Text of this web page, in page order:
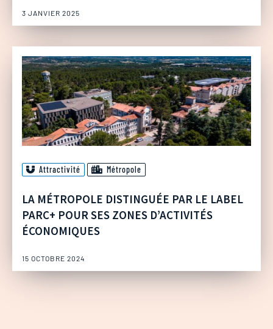
3 JANVIER 2025
Attractivité Métropole
LA MÉTROPOLE DISTINGUÉE PAR LE LABEL
PARC+ POUR SES ZONES D’ACTIVITÉS
ÉCONOMIQUES
15 OCTOBRE 2024